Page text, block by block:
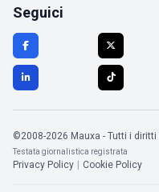
Seguici
©2008-2026 Mauxa - Tutti i
Testata giornalistica registrata
Privacy Policy Cookie Policy